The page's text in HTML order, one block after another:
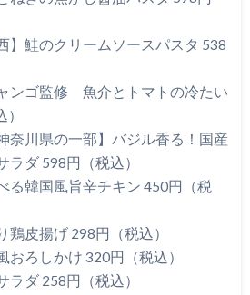
】鮭のクリームソースパスタ 538
ンゴ監修 魚介とトマトの冷たい
奈川県の一部】バジル香る！国産
ラダ 598円（税込）
る韓国風旨辛チキン 450円（税
鶏皮揚げ 298円（税込）
おろしかけ 320円（税込）
ラダ 258円（税込）